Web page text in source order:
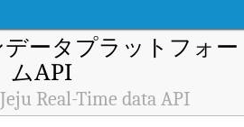
ータプラットフォー
ムAPI
Real-Time data API